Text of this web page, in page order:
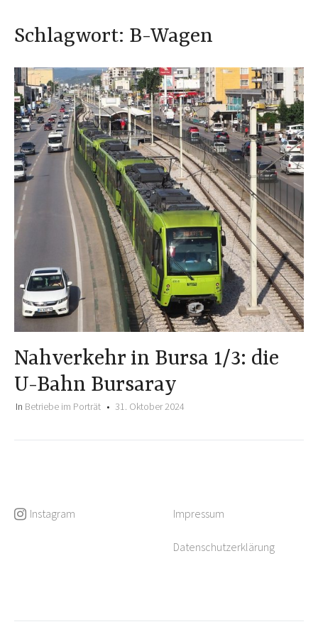
Schlagwort: B-Wagen
Nahverkehr in Bursa 1/3: die
U-Bahn Bursaray
In Betriebe im Porträt 31. Oktober 2024
Instagram Impressum
Datenschutzerklärung